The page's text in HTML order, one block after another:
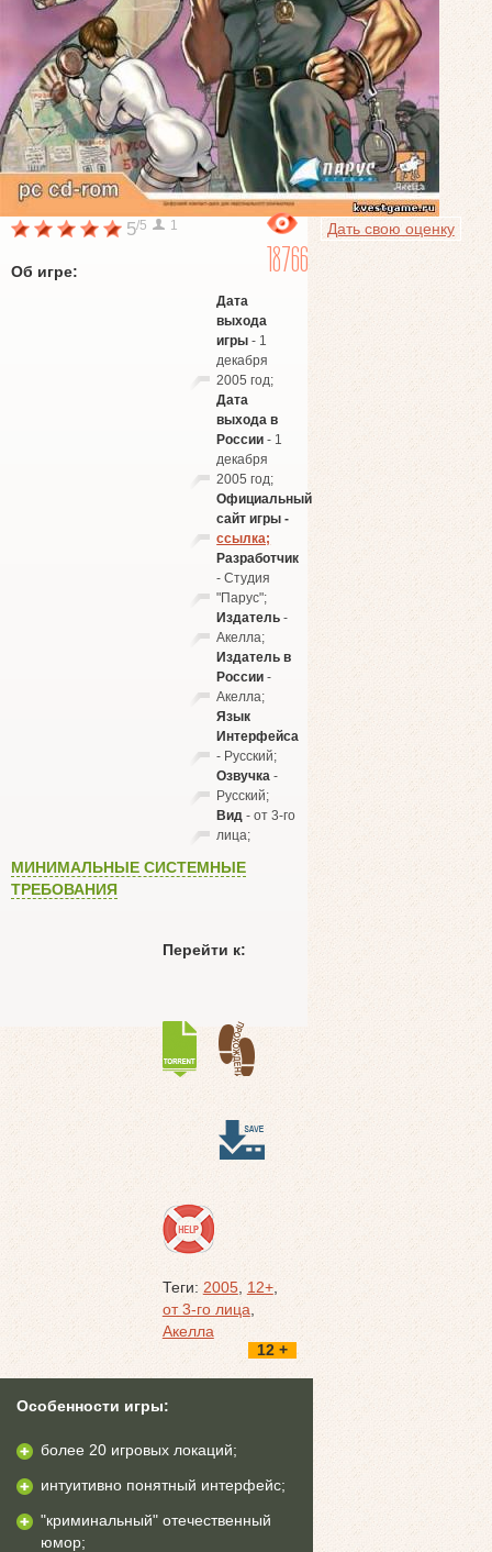
Дать свою оценку
5/5 1
18766
Об игре:
Дата
выхода
игры- 1
декабря
2005 год;
Дата
выхода в
России- 1
декабря
2005 год;
Официальный
сайт игры -
ссылка;
Разработчик
- Студия
"Парус";
Издатель-
Акелла;
Издатель в
России-
Акелла;
Язык
Интерфейса
- Русский;
Озвучка-
Русский;
Вид- от 3-го
лица;
МИНИМАЛЬНЫЕ СИСТЕМНЫЕ
ТРЕБОВАНИЯ
Перейти к:
Теги: 2005, 12+,
от 3-го лица
Акелла
12 +
Особенности игры:
более 20 игровых локаций;
интуитивно понятный интерфейс;
"криминальный" отечественный
юмор;